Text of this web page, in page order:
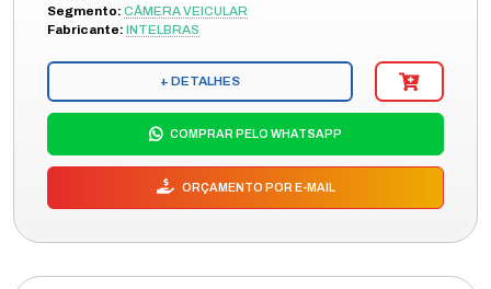
Segmento: CÂMERA VEICULAR
Fabricante: INTELBRAS
+ DETALHES
COMPRAR PELO WHATSAPP
ORÇAMENTO POR E-MAIL